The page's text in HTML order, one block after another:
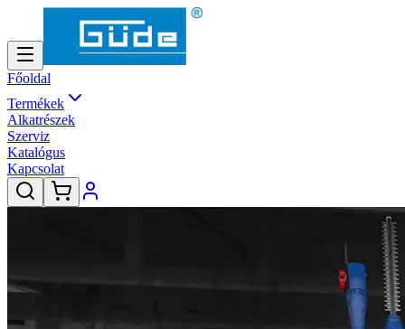
Főoldal
Termékek
Alkatrészek
Szerviz
Katalógus
Kapcsolat